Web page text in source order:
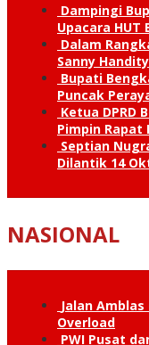
Dampingi
Upacara
Dalam
Sanny
Bupati
Puncak
Ketua DPRD
Pimpin Rapat
Septian
Dilantik 14
NASIONAL
Jalan
Overload
PWI Pusat